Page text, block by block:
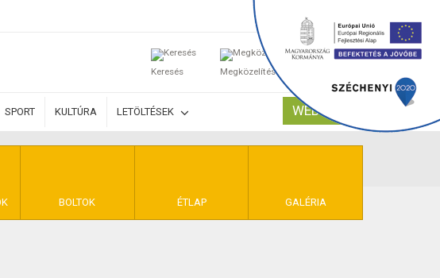
Keresés Megközelítés
0
SPORT KULTÚRA LETÖLTÉSEK WEBSHOP
BOLTOK ÉTLAP GALÉRIA